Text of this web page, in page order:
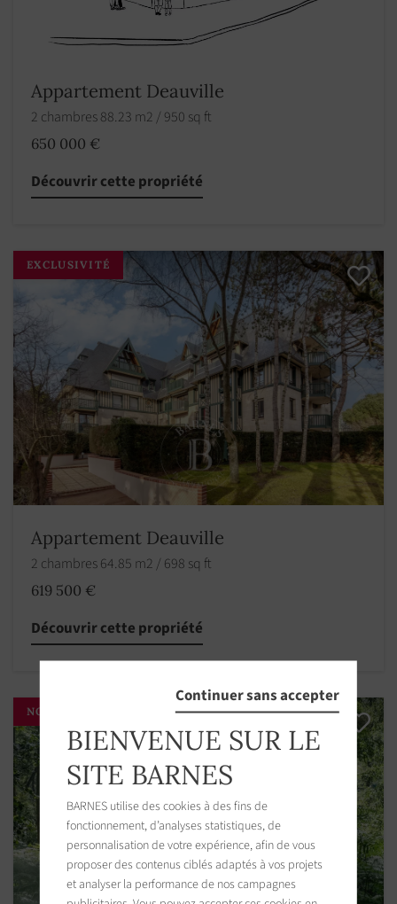
Appartement Deauville
2 chambres 88.23 m2 / 950 sq ft
650 000 €
Découvrir cette propriété
EXCLUSIVITÉ
Appartement Deauville
2 chambres 64.85 m2 / 698 sq ft
619 500 €
Découvrir cette propriété
NOUVEAUTÉ
Continuer sans accepter
BIENVENUE SUR LE
SITE BARNES
BARNES utilise des cookies à des fins de
fonctionnement, d’analyses statistiques, de
personnalisation de votre expérience, afin de vous
proposer des contenus ciblés adaptés à vos projets
et analyser la performance de nos campagnes